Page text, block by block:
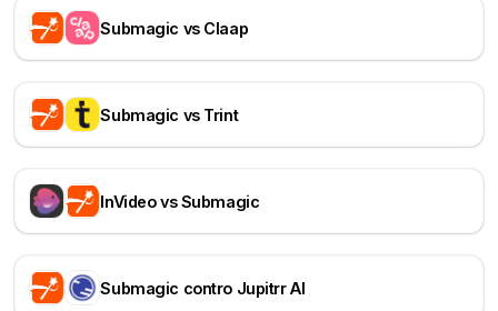
Submagic vs Claap
Submagic vs Trint
InVideo vs Submagic
Submagic contro Jupitrr AI